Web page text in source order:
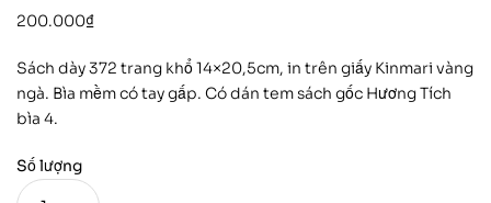
200.000₫
Sách dày 372 trang khổ 14×20,5cm, in trên giấy Kinmari vàng
ngà. Bìa mềm có tay gấp. Có dán tem sách gốc Hương Tích
bìa 4.
Số lượng